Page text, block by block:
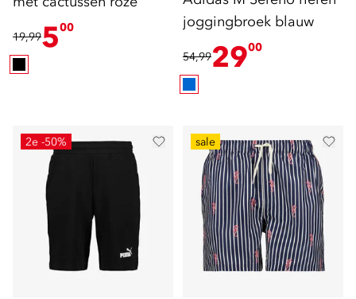
19,99500
joggingbroek blauw
54,992900
2e -50% sale